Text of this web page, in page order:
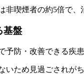
非喫煙者の約5倍で、
基盤
予防・改善できる疾患
いため見過ごされが